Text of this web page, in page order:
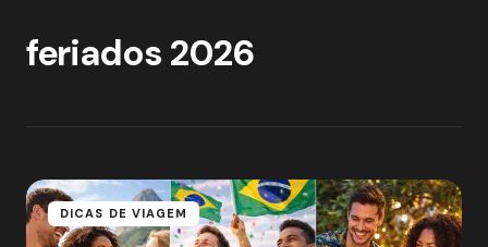
feriados 2026
DICAS DE VIAGEM